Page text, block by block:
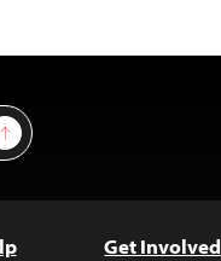
Sign Up
Get Involved